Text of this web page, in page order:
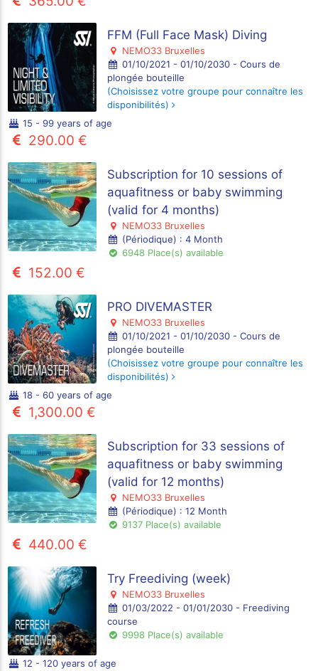
FFM (Full Face Mask) Diving
NEMO33 Bruxelles
01/10/2021 - 01/10/2030 - Cours de
plongée bouteille
(Choisissez votre groupe pour connaître les
disponibilités)
15 - 99 years of age
290.00 €
Subscription for 10 sessions of
aquafitness or baby swimming
(valid for 4 months)
NEMO33 Bruxelles
(Périodique) : 4 Month
6948 Place(s) available
152.00 €
PRO DIVEMASTER
NEMO33 Bruxelles
01/10/2021 - 01/10/2030 - Cours de
plongée bouteille
(Choisissez votre groupe pour connaître les
disponibilités)
18 - 60 years of age
1,300.00 €
Subscription for 33 sessions of
aquafitness or baby swimming
(valid for 12 months)
NEMO33 Bruxelles
(Périodique) : 12 Month
9137 Place(s) available
440.00 €
Try Freediving (week)
NEMO33 Bruxelles
01/03/2022 - 01/01/2030 - Freediving
course
9998 Place(s) available
12 - 120 years of age